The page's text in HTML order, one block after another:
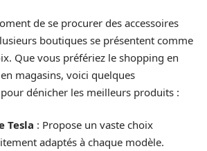
de se procurer des accessoires
boutiques se présentent comme
Que vous préfériez le shopping en
magasins, voici quelques
dénicher les meilleurs produits :
Tesla : Propose un vaste choix
adaptés à chaque modèle.